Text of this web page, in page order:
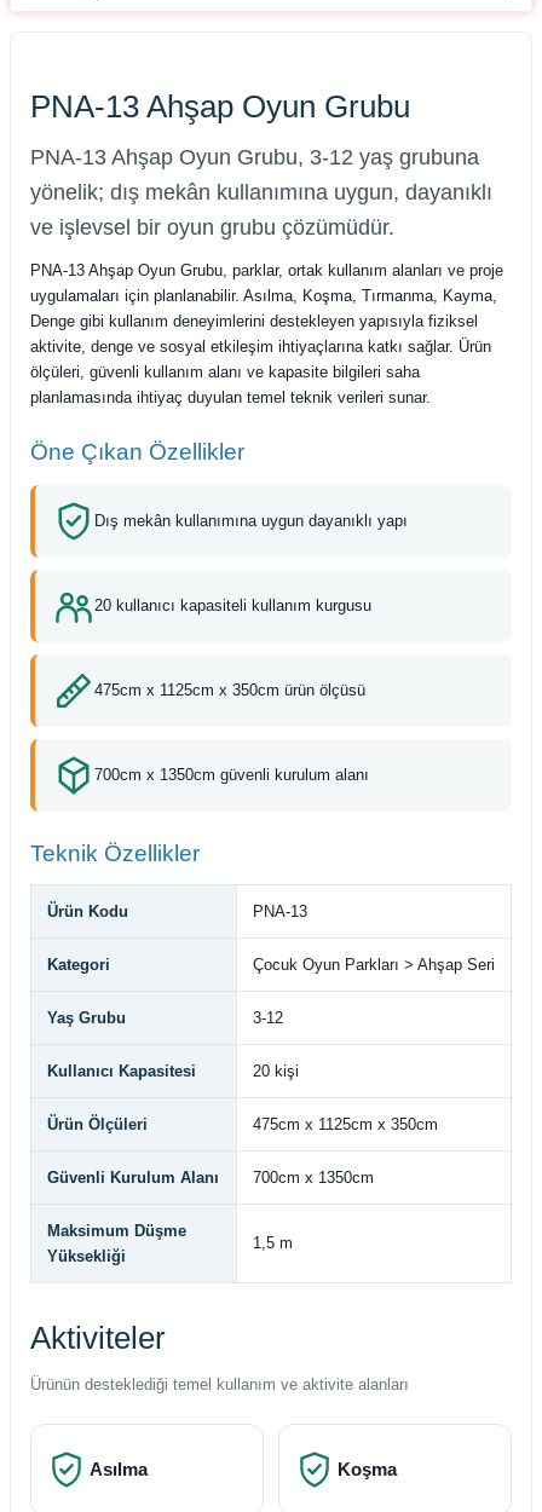
PNA-13 Ahşap Oyun Grubu
PNA-13 Ahşap Oyun Grubu, 3-12 yaş grubuna
yönelik; dış mekân kullanımına uygun, dayanıklı
ve işlevsel bir oyun grubu çözümüdür.
PNA-13 Ahşap Oyun Grubu, parklar, ortak kullanım alanları ve proje
uygulamaları için planlanabilir. Asılma, Koşma, Tırmanma, Kayma,
Denge gibi kullanım deneyimlerini destekleyen yapısıyla fiziksel
aktivite, denge ve sosyal etkileşim ihtiyaçlarına katkı sağlar. Ürün
ölçüleri, güvenli kullanım alanı ve kapasite bilgileri saha
planlamasında ihtiyaç duyulan temel teknik verileri sunar.
Öne Çıkan Özellikler
Dış mekân kullanımına uygun dayanıklı yapı
20 kullanıcı kapasiteli kullanım kurgusu
475cm x 1125cm x 350cm ürün ölçüsü
700cm x 1350cm güvenli kurulum alanı
Teknik Özellikler
Ürün Kodu PNA-13
Kategori Çocuk Oyun Parkları > Ahşap Seri
Yaş Grubu 3-12
Kullanıcı Kapasitesi 20 kişi
Ürün Ölçüleri 475cm x 1125cm x 350cm
Güvenli Kurulum Alanı 700cm x 1350cm
Maksimum Düşme
Yüksekliği
1,5 m
Aktiviteler
Ürünün desteklediği temel kullanım ve aktivite alanları
Asılma Koşma